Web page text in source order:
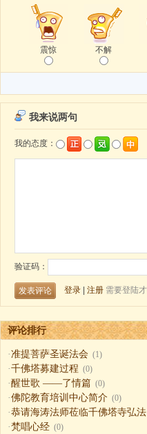
震惊 不解
评论排行
·准提菩萨圣诞法会 (1)
·千佛塔募建过程 (0)
·醒世歌 ——了情篇 (0)
·佛陀教育培训中心简介 (0)
·恭请海涛法师莅临千佛塔寺弘法
·梵唱心经 (0)